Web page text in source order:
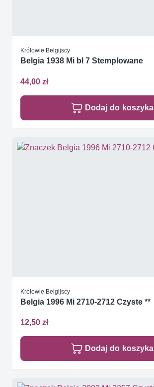
Królowie Belgijscy
Belgia 1938 Mi bl 7 Stemplowane
44,00 zł
Dodaj do koszyka
Królowie Belgijscy
Belgia 1996 Mi 2710-2712 Czyste **
12,50 zł
Dodaj do koszyka